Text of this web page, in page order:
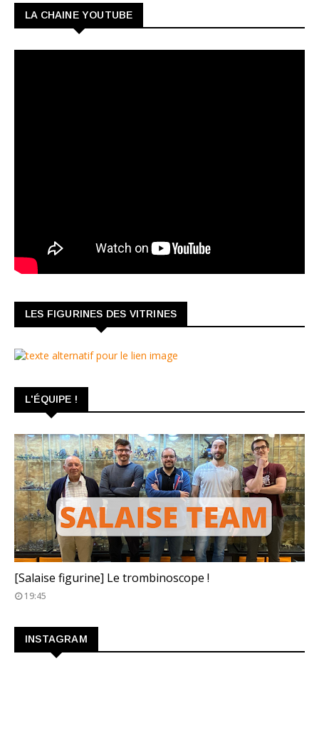
LA CHAINE YOUTUBE
LES FIGURINES DES VITRINES
L'ÉQUIPE !
[Salaise figurine] Le trombinoscope !
19:45
INSTAGRAM